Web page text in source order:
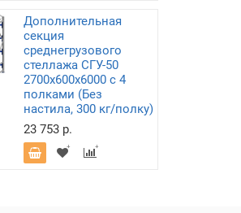
Дополнительная
секция
среднегрузового
стеллажа СГУ-50
2700х600х6000 с 4
полками (Без
настила, 300 кг/полку)
23 753 р.